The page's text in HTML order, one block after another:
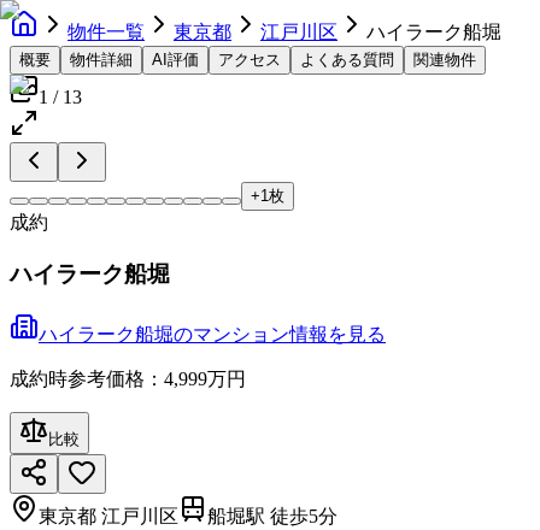
物件一覧 東京都 江戸川区 ハイラーク船堀
概要 物件詳細 AI評価 アクセス よくある質問 関連物件
1 / 13
+1枚
成約
ハイラーク船堀
ハイラーク船堀のマンション情報を見る
成約時参考価格：4,999万円
比較
東京都 江戸川区
船堀駅 徒歩5分